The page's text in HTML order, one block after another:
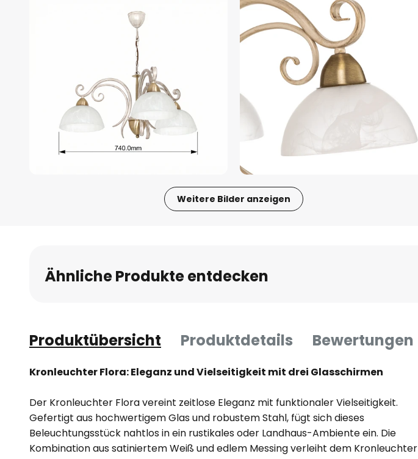
Weitere Bilder anzeigen
Bildgalerie
springen
Ähnliche Produkte entdecken
Produktübersicht Produktdetails Bewertungen
Kronleuchter Flora: Eleganz und Vielseitigkeit mit drei Glasschirmen
Der Kronleuchter Flora vereint zeitlose Eleganz mit funktionaler Vielseitigkeit.
Gefertigt aus hochwertigem Glas und robustem Stahl, fügt sich dieses
Beleuchtungsstück nahtlos in ein rustikales oder Landhaus-Ambiente ein. Die
Kombination aus satiniertem Weiß und edlem Messing verleiht dem Kronleuchter